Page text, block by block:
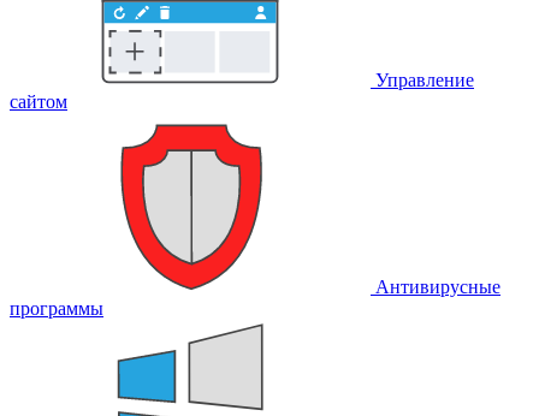
Управление
сайтом
Антивирусные
программы